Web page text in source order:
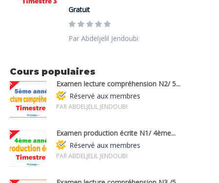
Gratuit
Par Abdeljelil Jendoubi
Cours populaires
Examen lecture compréhension N2/ 5...
Réservé aux membres
PAR ABDELJELIL JENDOUBI
Examen production écrite N1/ 4ème...
Réservé aux membres
PAR ABDELJELIL JENDOUBI